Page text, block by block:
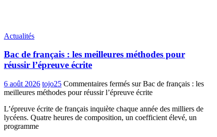
Actualités
Bac de français : les meilleures méthodes pour
réussir l’épreuve écrite
6 août 2026 tojo25 Commentaires fermés sur Bac de français : les
meilleures méthodes pour réussir l’épreuve écrite
L’épreuve écrite de français inquiète chaque année des milliers de
lycéens. Quatre heures de composition, un coefficient élevé, un
programme